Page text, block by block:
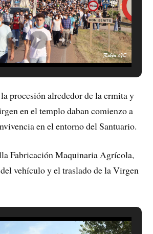
procesión alrededor de la ermita y
en el templo daban comienzo a
en el entorno del Santuario.
Fabricación Maquinaria Agrícola,
vehículo y el traslado de la Virgen